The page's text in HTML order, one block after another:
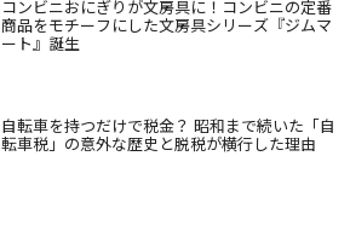
コンビニおにぎりが文房具に！コンビニの定番
商品をモチーフにした文房具シリーズ『ジムマ
ート』誕生
自転車を持つだけで税金？ 昭和まで続いた「自
転車税」の意外な歴史と脱税が横行した理由